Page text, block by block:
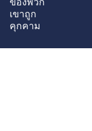
เขาถูก
คุกคาม